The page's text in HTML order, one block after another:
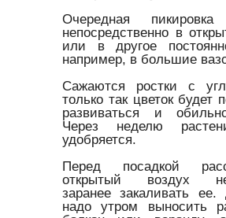
Очередная пикировка
непосредственно в
или в другое
например, в большие
Сажаются ростки с
только так цветок будет
развиваться и
Через неделю
удобряется.
Перед посадкой
открытый воздух
заранее закаливать ее.
надо утром выносить